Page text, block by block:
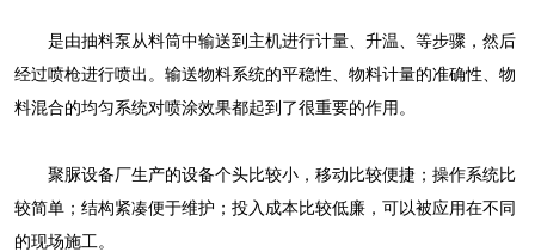
是由抽料泵从料筒中输送到主机进行计量、升温、等步骤，然后
经过喷枪进行喷出。输送物料系统的平稳性、物料计量的准确性、物
料混合的均匀系统对喷涂效果都起到了很重要的作用。
聚脲设备厂生产的设备个头比较小，移动比较便捷；操作系统比
较简单；结构紧凑便于维护；投入成本比较低廉，可以被应用在不同
的现场施工。